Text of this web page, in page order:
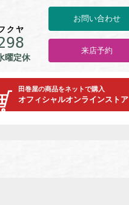
9
ク
8
ヤ
曜定休
来店予約
お問い合わせ
田巻屋の商品をネットで購入
オフィシャルオンラインストア